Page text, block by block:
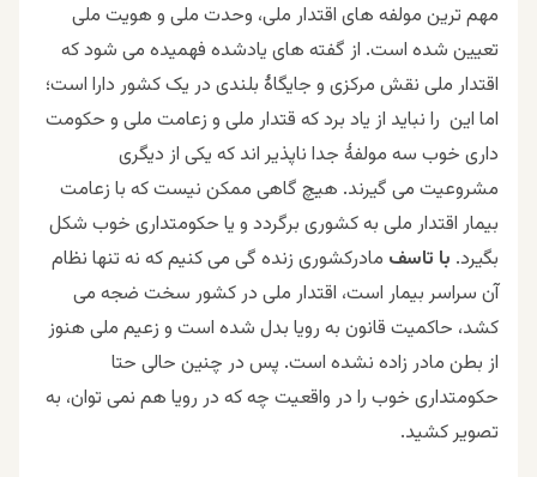
مهم ترین مولفه های اقتدار ملی، وحدت ملی و هویت ملی
تعیین شده است. از گفته های یادشده فهمیده می شود که
اقتدار ملی نقش مرکزی و جایگاۀ بلندی در یک کشور دارا است؛
اما این را نباید از یاد برد که قتدار ملی و زعامت ملی و حکومت
داری خوب سه مولفۀ جدا ناپذیر اند که یکی از دیگری
مشروعیت می گیرند. هیچ گاهی ممکن نیست که با زعامت
بیمار اقتدار ملی به کشوری برگردد و یا حکومتداری خوب شکل
بگیرد. با تاسف مادرکشوری زنده گی می کنیم که نه تنها نظام
آن سراسر بیمار است، اقتدار ملی در کشور سخت ضجه می
کشد، حاکمیت قانون به رویا بدل شده است و زعیم ملی هنوز
از بطن مادر زاده نشده است. پس در چنین حالی حتا
حکومتداری خوب را در واقعیت چه که در رویا هم نمی توان، به
تصویر کشید.